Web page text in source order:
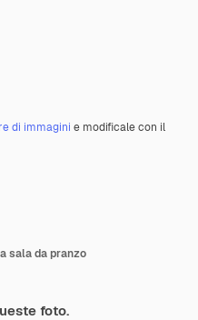
di immagini e modificale con il
sala da pranzo
foto.